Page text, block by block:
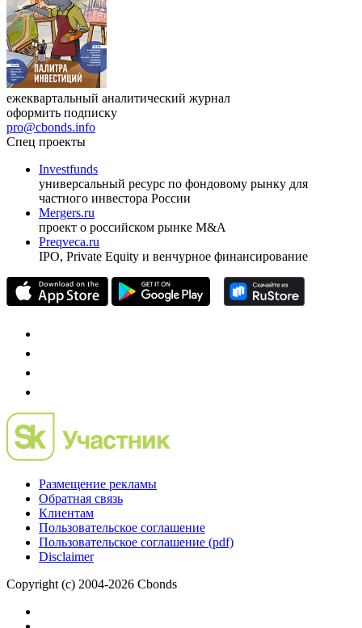
ежеквартальный аналитический журнал
оформить подписку
pro@cbonds.info
Спец проекты
Investfunds
универсальный ресурс по фондовому рынку для
частного инвестора России
Mergers.ru
проект о российском рынке M&A
Preqveca.ru
IPO, Private Equity и венчурное финансирование
Размещение рекламы
Обратная связь
Клиентам
Пользовательское соглашение
Пользовательское соглашение (pdf)
Disclaimer
Copyright (c) 2004-2026 Cbonds